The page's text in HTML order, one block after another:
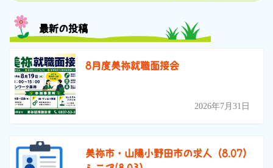
最新の投稿
8月度美祢就職面接会
2026年7月31日
美祢市・山陽小野田市の求人（8.07）